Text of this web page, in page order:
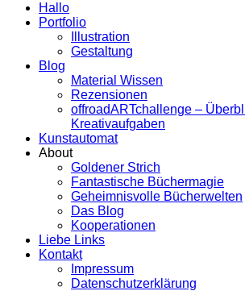
Hallo
Portfolio
Illustration
Gestaltung
Blog
Material Wissen
Rezensionen
offroadARTchallenge –
Kreativaufgaben
Kunstautomat
About
Goldener Strich
Fantastische Büchermagie
Geheimnisvolle Bücherwelten
Das Blog
Kooperationen
Liebe Links
Kontakt
Impressum
Datenschutzerklärung